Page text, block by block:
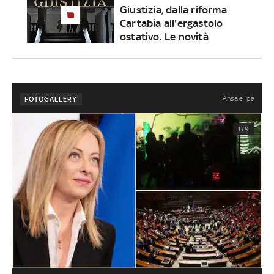
Giustizia, dalla riforma
Cartabia all'ergastolo
ostativo. Le novità
FOTOGALLERY Ansa e Ipa
1/9